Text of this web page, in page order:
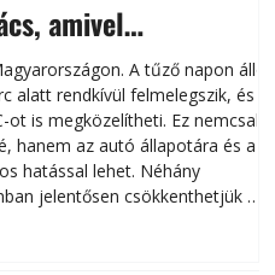
amivel
a nyári károktól
A tűző napon álló
alatt rendkívül felmelegszik, és
is megközelítheti. Ez nemcsak
hanem az autó állapotára és a
hatással lehet. Néhány
jelentősen csökkenthetjük a